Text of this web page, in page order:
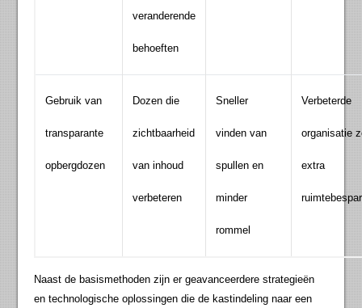
veranderende
behoeften
Gebruik van
transparante
opbergdozen
Dozen die
zichtbaarheid
van inhoud
verbeteren
Sneller
vinden van
spullen en
minder
rommel
Verbeterde
organisatie
extra
Naast de basismethoden zijn er geavanceerdere strategieën
en technologische oplossingen die de kastindeling naar een